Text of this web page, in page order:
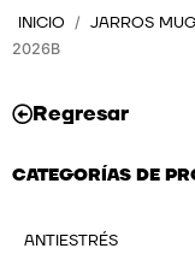
INICIO / JARROS
2026B
Regresar
CATEGORÍAS DE
ANTIESTRÉS